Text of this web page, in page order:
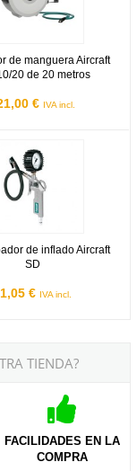
de manguera Aircraft
20 de 20 metros
€ IVA incl.
de inflado Aircraft
SD
€ IVA incl.
TIENDA?
FACILIDADES EN LA
COMPRA